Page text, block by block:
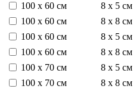
100 х 60 см
8 х 5 см
100 х 60 см
8 х 8 см
100 х 60 см
8 х 5 см
100 х 60 см
8 х 8 см
100 х 70 см
8 х 5 см
100 х 70 см
8 х 8 см